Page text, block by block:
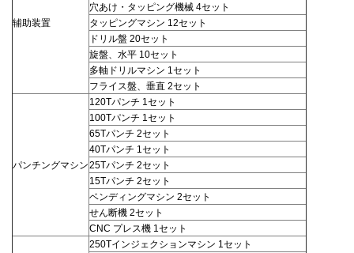
辅助装置
穴あけ・タッピング機械 4セット
タッピングマシン 12セット
ドリル盤 20セット
旋盤、水平 10セット
多軸ドリルマシン 1セット
フライス盤、垂直 2セット
パンチングマシン
120Tパンチ 1セット
100Tパンチ 1セット
65Tパンチ 2セット
40Tパンチ 1セット
25Tパンチ 2セット
15Tパンチ 2セット
ベンディングマシン 2セット
せん断機 2セット
CNC プレス機 1セット
250Tインジェクションマシン 1セット